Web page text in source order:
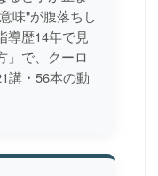
味"が腹落ちし
導歴14年で見
」で、クーロ
講・56本の動